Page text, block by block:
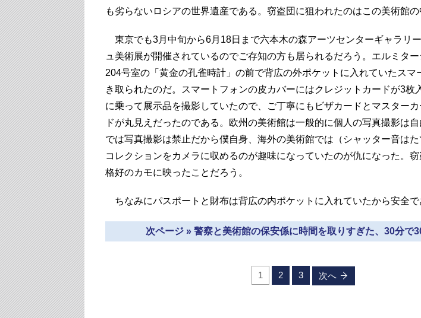
も劣らないロシアの世界遺産である。窃盗団に狙われたのはこの美術館の
東京でも3月中旬から6月18日まで六本木の森アーツセンターギャラリ
ュ美術展が開催されているのでご存知の方も居られるだろう。エルミタ
204号室の「黄金の孔雀時計」の前で背広の外ポケットに入れていたスマ
き取られたのだ。スマートフォンの皮カバーにはクレジットカードが3枚
に乗って展示品を撮影していたので、ご丁寧にもビザカードとマスター
ドが丸見えだったのである。欧州の美術館は一般的に個人の写真撮影は
では写真撮影は禁止だから僕自身、海外の美術館では（シャッター音は
コレクションをカメラに収めるのが趣味になっていたのが仇になった。
格好のカモに映ったことだろう。
ちなみにパスポートと財布は背広の内ポケットに入れていたから安全で
次ページ » 警察と美術館の保安係に時間を取りすぎた、30分で
1 2 3 次へ